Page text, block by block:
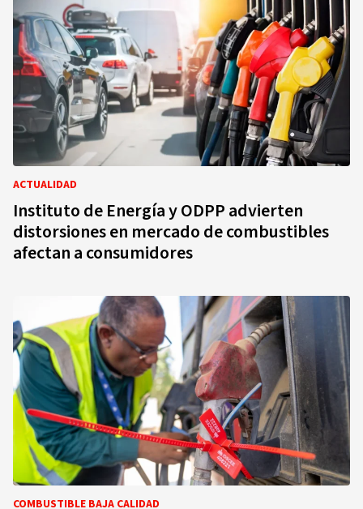
ACTUALIDAD
Instituto de Energía y ODPP advierten
distorsiones en mercado de combustibles
afectan a consumidores
COMBUSTIBLE BAJA CALIDAD